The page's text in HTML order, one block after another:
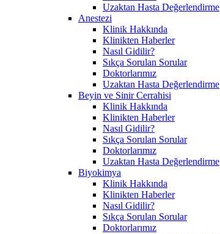
Uzaktan Hasta Değerlendirme
Anestezi
Klinik Hakkında
Klinikten Haberler
Nasıl Gidilir?
Sıkça Sorulan Sorular
Doktorlarımız
Uzaktan Hasta Değerlendirme
Beyin ve Sinir Cerrahisi
Klinik Hakkında
Klinikten Haberler
Nasıl Gidilir?
Sıkça Sorulan Sorular
Doktorlarımız
Uzaktan Hasta Değerlendirme
Biyokimya
Klinik Hakkında
Klinikten Haberler
Nasıl Gidilir?
Sıkça Sorulan Sorular
Doktorlarımız